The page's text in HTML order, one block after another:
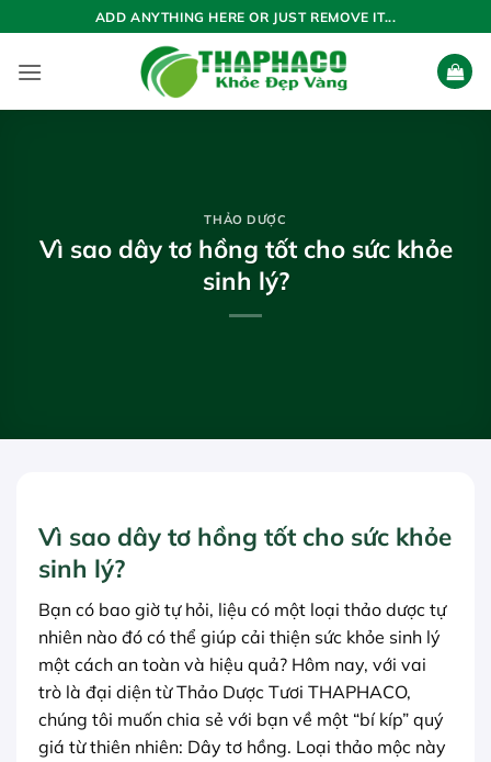
qua
nội
ADD ANYTHING HERE OR JUST REMOVE IT...
THẢO DƯỢC
Vì sao dây tơ hồng tốt cho sức khỏe
sinh lý?
Vì sao dây tơ hồng tốt cho sức khỏe
sinh lý?
Bạn có bao giờ tự hỏi, liệu có một loại thảo dược tự
nhiên nào đó có thể giúp cải thiện sức khỏe sinh lý
một cách an toàn và hiệu quả? Hôm nay, với vai
trò là đại diện từ Thảo Dược Tươi THAPHACO,
chúng tôi muốn chia sẻ với bạn về một “bí kíp” quý
giá từ thiên nhiên: Dây tơ hồng. Loại thảo mộc này